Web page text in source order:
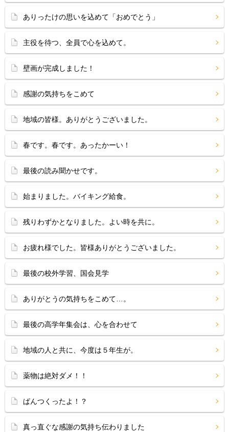
ありったけの思いを込めて「おめでとう」
主役を待つ、全員で心を込めて。
壁画が完成しました！
感謝の気持ちをこめて
地域の皆様。ありがとうございました。
春です。春です。あったかーい！
最後の読み聞かせです。
始まりました。バイキング給食。
残りわずかとなりました。よい時を共に。
お疲れ様でした。皆様ありがとうございました。
最後の校外学習、国会見学
ありがとうの気持ちをこめて…。
最後の高学年集会は、心を合わせて
地域の人と共に、今度は５年生が。
薬物は絶対ダメ！！
ぱんつくったよ！？
真っ直ぐな感謝の気持ち伝わりました